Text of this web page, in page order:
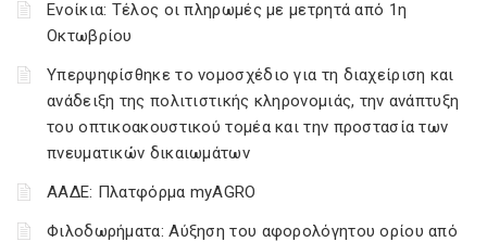
Ενοίκια: Τέλος οι πληρωμές με μετρητά από 1η
Οκτωβρίου
Υπερψηφίσθηκε το νομοσχέδιο για τη διαχείριση και
ανάδειξη της πολιτιστικής κληρονομιάς, την ανάπτυξη
του οπτικοακουστικού τομέα και την προστασία των
πνευματικών δικαιωμάτων
ΑΑΔΕ: Πλατφόρμα myAGRO
Φιλοδωρήματα: Αύξηση του αφορολόγητου ορίου από